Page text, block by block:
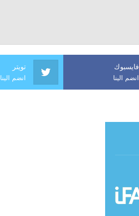
فايسبوك
انضم الينا
تويتر
انضم الينا